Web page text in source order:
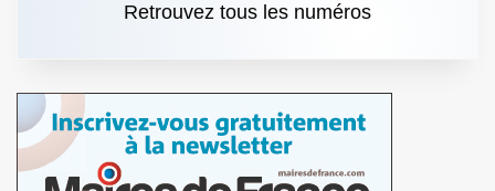
Retrouvez tous les numéros